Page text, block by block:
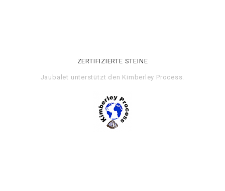
ZERTIFIZIERTE STEINE
Jaubalet unterstützt den Kimberley Process